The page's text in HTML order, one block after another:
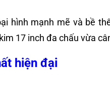
hình mạnh mẽ và bề
17 inch đa chấu vừa
hiện đại